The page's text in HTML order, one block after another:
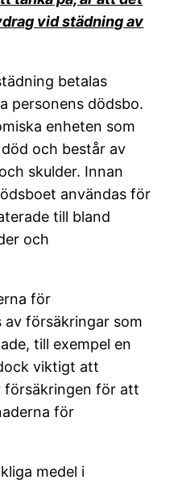
vid städning av
betalas
personens dödsbo.
enheten som
och består av
skulder. Innan
användas för
till bland
och
för
försäkringar som
till exempel en
viktigt att
försäkringen för att
för
medel i